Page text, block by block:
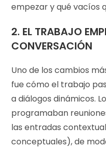
empezar y qué vacíos
2. EL TRABAJO
CONVERSACIÓN
Uno de los cambios
fue cómo el trabajo
a diálogos dinámicos.
programaban
las entradas
conceptuales), de